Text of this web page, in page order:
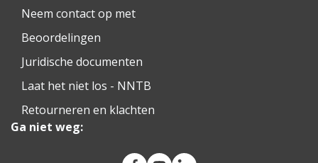
Neem contact op met
Beoordelingen
Juridische documenten
Laat het niet los - NNTB
Retourneren en klachten
Ga niet weg: